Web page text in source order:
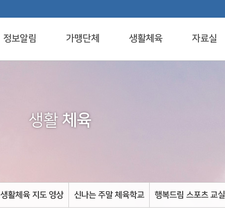
정보알림 가맹단체 생활체육 자료실
생활 체육
생활체육 지도 영상 신나는 주말 체육학교 행복드림 스포츠 교실